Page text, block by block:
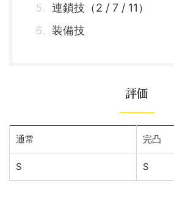
連鎖技（2 / 7 / 11）
装備技
評価
通常 完凸
S S